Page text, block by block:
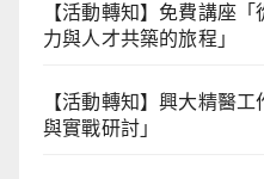
【活動轉知】免費講座
力與⼈才共築的旅程」
【活動轉知】興大精醫
與實戰研討」